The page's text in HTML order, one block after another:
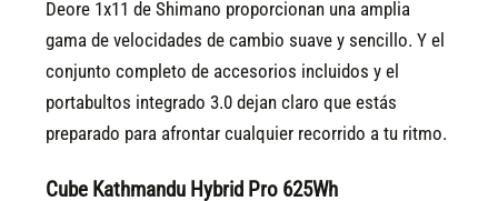
Deore 1x11 de Shimano proporcionan una amplia
gama de velocidades de cambio suave y sencillo. Y el
conjunto completo de accesorios incluidos y el
portabultos integrado 3.0 dejan claro que estás
preparado para afrontar cualquier recorrido a tu ritmo.
Cube Kathmandu Hybrid Pro 625Wh